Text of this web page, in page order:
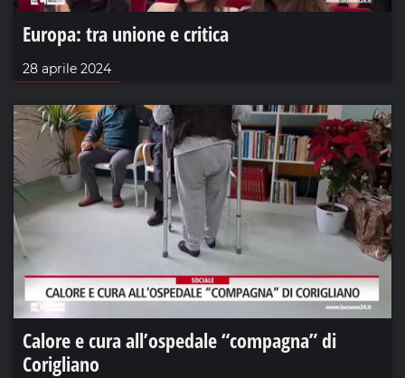
Europa: tra unione e critica
28 aprile 2024
Calore e cura all’ospedale “compagna” di
Corigliano